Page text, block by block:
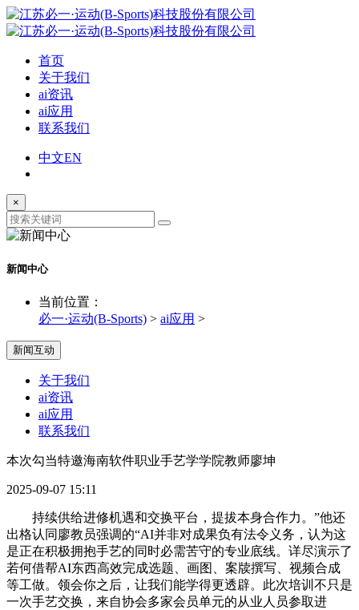
首页
关于我们
ai资讯
ai应用
联系我们
中文EN
×
新闻中心
当前位置：
必一·运动(B-Sports) > ai应用 >
新闻互动
关于我们
ai资讯
ai应用
联系我们
本次勾当特邀海南软件职业手艺学学院教师廖坤
2025-09-07 15:11
持续供给进修机遇和交换平台，提拔本身合作力。”他还
出格认同廖教员强调的“AI并非对成果负有法令义务，认为这
是正在积极拥抱手艺的同时必需苦守的专业底线。详尽演示了
若何借帮AI东西高效完成选题、画图、案牍撰写、视频合成
等工做。领会你之后，让我们能学得更透辟。此次培训不只是
一次手艺交换，来自协会多家会员单元的从业人员参取进